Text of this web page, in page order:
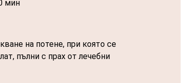
мин
на потене, при която се
пълни с прах от лечебни